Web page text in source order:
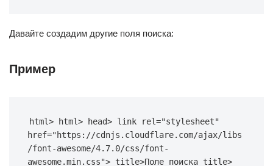
Давайте создадим другие поля поиска:
Пример
html> html> head> link rel="stylesheet"
href="https://cdnjs.cloudflare.com/ajax/libs
/font-awesome/4.7.0/css/font-
awesome.min.css"> title